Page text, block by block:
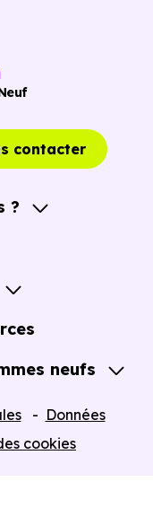
contacter
?
en VEFA
neufs
Données
cookies